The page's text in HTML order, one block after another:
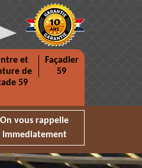
et
de
59
Façadier
59
On vous rappelle
immediatement